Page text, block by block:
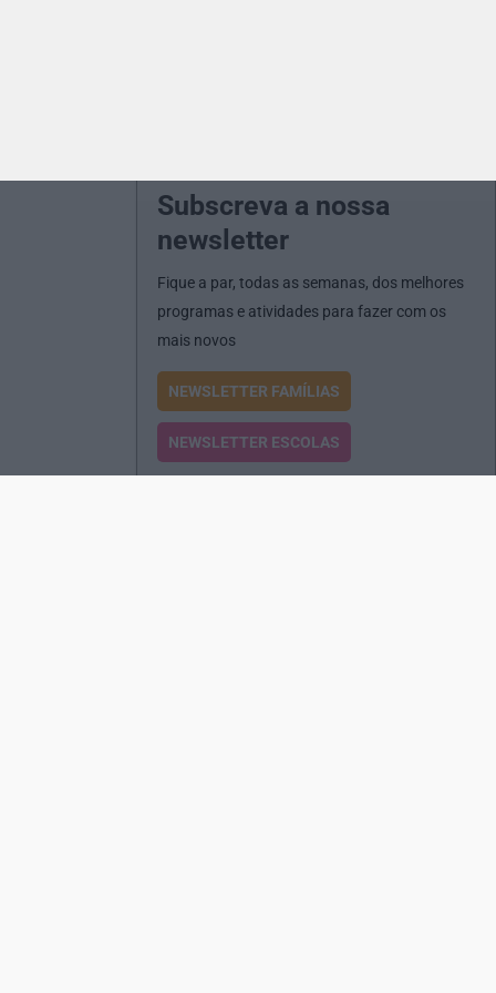
Subscreva a nossa
newsletter
Fique a par, todas as semanas, dos melhores
programas e atividades para fazer com os
mais novos
NEWSLETTER FAMÍLIAS
NEWSLETTER ESCOLAS